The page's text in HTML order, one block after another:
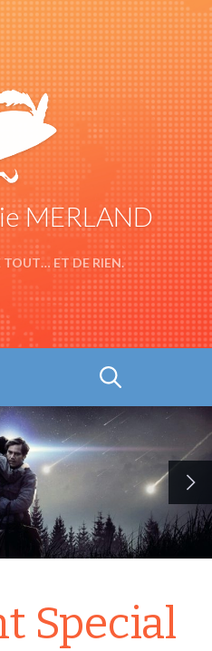
MERLAND
TOUT… ET DE RIEN.
Special